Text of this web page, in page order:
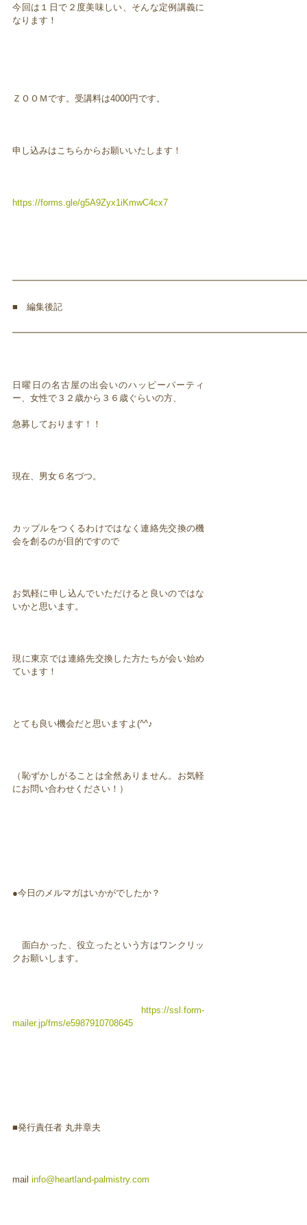
今回は１日で２度美味しい、そんな定例講義に
なります！
ＺＯＯＭです。受講料は4000円です。
申し込みはこちらからお願いいたします！
https://forms.gle/g5A9Zyx1iKmwC4cx7
■ 編集後記
日曜日の名古屋の出会いのハッピーパーティ
ー、女性で３２歳から３６歳ぐらいの方、
急募しております！！
現在、男女６名づつ。
カップルをつくるわけではなく連絡先交換の機
会を創るのが目的ですので
お気軽に申し込んでいただけると良いのではな
いかと思います。
現に東京では連絡先交換した方たちが会い始め
ています！
とても良い機会だと思いますよ(^^♪
（恥ずかしがることは全然ありません。お気軽
にお問い合わせください！）
●今日のメルマガはいかがでしたか？
面白かった、役立ったという方はワンクリッ
クお願いします。
https://ssl.form-
mailer.jp/fms/e5987910708645
■発行責任者 丸井章夫
mailinfo@heartland-palmistry.com